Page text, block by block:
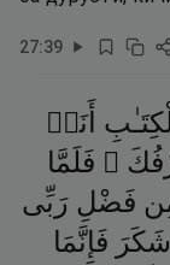
27:39
أَنَا۠
فَلَمَّا
فَضْلِ رَبِّى
شَكَرَ فَإِنَّمَا